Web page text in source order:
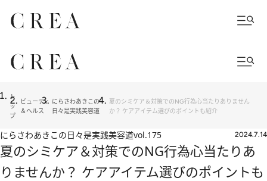
ト
ッ
プ
ビューティ
＆ヘルス
にらさわあきこの
日々是実践美容道
夏のシミケア＆対策でのNG行為心当たりありません
か？ ケアアイテム選びのポイントも紹介
にらさわあきこの日々是実践美容道vol.175 2024.7.14
夏のシミケア＆対策でのNG行為心当たりあ
りませんか？ ケアアイテム選びのポイントも